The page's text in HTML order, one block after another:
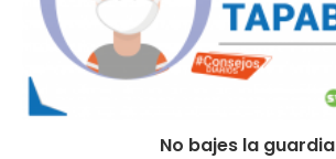
No bajes la guardia